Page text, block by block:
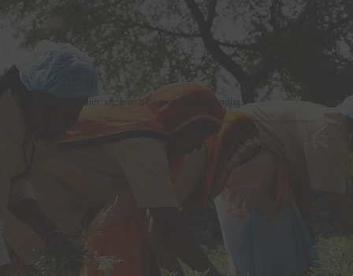
KSM66® skiljer sig från all annan Ashwagandha